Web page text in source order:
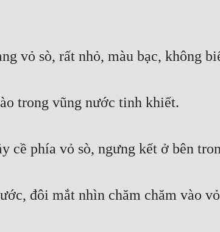
vỏ sò, rất nhỏ, màu bạc, không
trong vũng nước tinh khiết.
cề phía vỏ sò, ngưng kết ở bên
đôi mắt nhìn chăm chăm vào